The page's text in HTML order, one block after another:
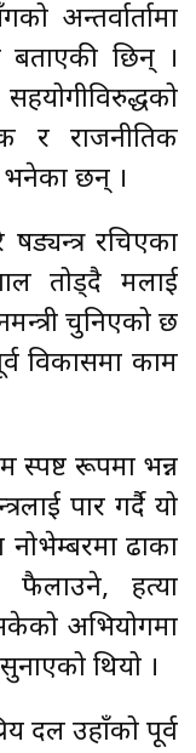
अन्तर्वार्तामा
छिन् ।
र राजनीतिक
भनेका छन् ।
रचिएका
तोड्दै मलाई
चुनिएको छ
विकासमा काम
स्पष्ट रूपमा भन्न
पार गर्दै यो
ढाका
फैलाउने, हत्या
अभियोगमा
थियो ।
दल उहाँको पूर्व